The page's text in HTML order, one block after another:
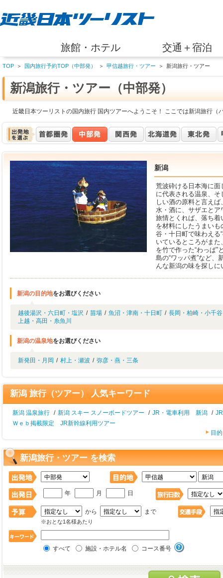
旅館・ホテル 交通＋宿泊
TOP ＞ 国内旅行予約TOP（中部発） ＞ 甲信越旅行・ツアー ＞ 新潟旅行・ツアー
新潟旅行・ツアー（中部発）
近畿日本ツーリストの国内旅行 国内ツアーへようこそ！ ここでは新潟旅行（
新潟
荒波砕ける日本海に
に代表される温泉、
しい酒の原料と言え
水・酒に、サザエと
旅情とくれば、落ち
を材料にしたうまい
谷・十日町で味わえる
いているところがま
を竹で作った“わっぱ
島の“ワッパ煮”など、
んな新潟の味を探し
新潟の目的地をお選びください
越後湯沢・六日町・塩沢 / 苗場 / 魚沼・津南・十日町 / 長岡・柏崎・小千谷
上越・高田・糸魚川
新潟の温泉地をお選びください
新発田・月岡 / 村上・瀬波 / 弥彦・燕・三条
新潟 旅行（ツアー） 人気キーワード
新潟 温泉旅行 / 新潟 スキー スノーボードツアー / JR・電車利用 新潟 /
Ｗｅｂ掲載限定 JR新幹線利用ツアー
目
新潟旅行・ツアー を検索
年 月 日
から まで
※おとな1名様あたり
すべて 施設・ホテル名 コース番号